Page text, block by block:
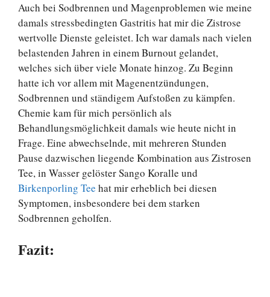
Auch bei Sodbrennen und Magenproblemen wie meine
damals stressbedingten Gastritis hat mir die Zistrose
wertvolle Dienste geleistet. Ich war damals nach vielen
belastenden Jahren in einem Burnout gelandet,
welches sich über viele Monate hinzog. Zu Beginn
hatte ich vor allem mit Magenentzündungen,
Sodbrennen und ständigem Aufstoßen zu kämpfen.
Chemie kam für mich persönlich als
Behandlungsmöglichkeit damals wie heute nicht in
Frage. Eine abwechselnde, mit mehreren Stunden
Pause dazwischen liegende Kombination aus Zistrosen
Tee, in Wasser gelöster Sango Koralle und
Birkenporling Tee hat mir erheblich bei diesen
Symptomen, insbesondere bei dem starken
Sodbrennen geholfen.
Fazit: